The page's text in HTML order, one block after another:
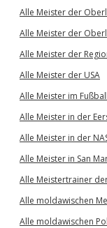
Alle Meister der
Alle Meister der
Alle Meister der
Alle Meister der USA
Alle Meister im
Alle Meister in der
Alle Meister in der
Alle Meister in San
Alle Meistertrainer
Alle moldawischen
Alle moldawischen